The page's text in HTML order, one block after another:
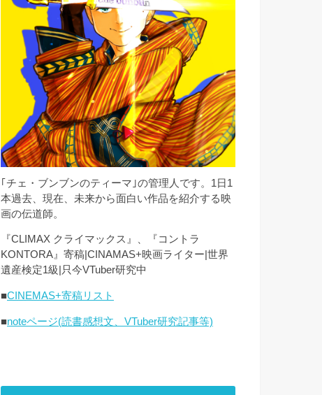
｢チェ・ブンブンのティーマ｣の管理人です。1日1
本過去、現在、未来から面白い作品を紹介する映
画の伝道師。
『CLIMAX クライマックス』、『コントラ
KONTORA』寄稿|CINAMAS+映画ライター|世界
遺産検定1級|只今VTuber研究中
■CINEMAS+寄稿リスト
■noteページ(読書感想文、VTuber研究記事等)